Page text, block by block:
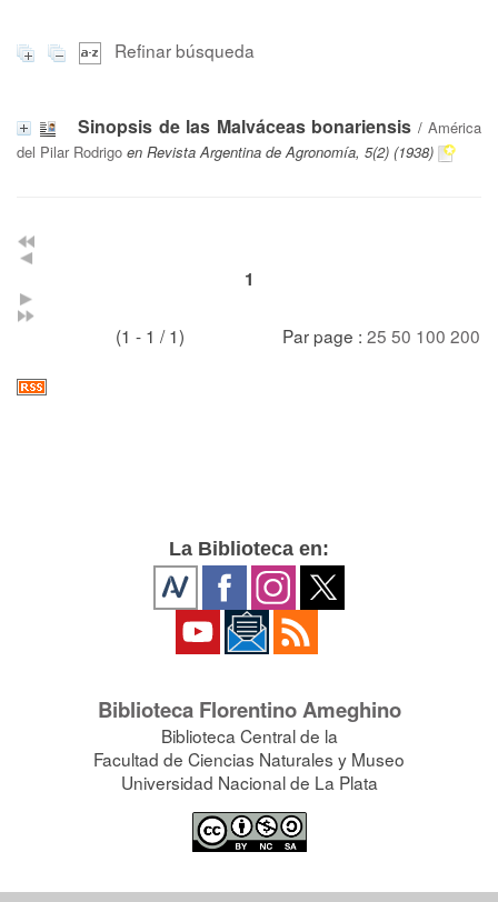
Refinar búsqueda
Sinopsis de las Malváceas bonariensis /América
del Pilar Rodrigo en Revista Argentina de Agronomía, 5(2) (1938)
1
(1 - 1 / 1) Par page : 25 50 100 200
La Biblioteca en:
Biblioteca Florentino Ameghino
Biblioteca Central de la
Facultad de Ciencias Naturales y Museo
Universidad Nacional de La Plata